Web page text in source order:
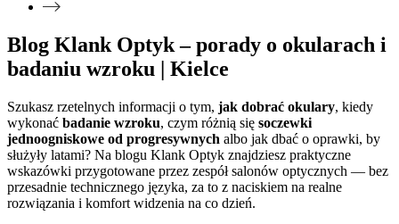
Blog Klank Optyk – porady o okularach i
badaniu wzroku | Kielce
Szukasz rzetelnych informacji o tym, jak dobrać okulary, kiedy
wykonać badanie wzroku, czym różnią się soczewki
jednoogniskowe od progresywnych albo jak dbać o oprawki, by
służyły latami? Na blogu Klank Optyk znajdziesz praktyczne
wskazówki przygotowane przez zespół salonów optycznych — bez
przesadnie technicznego języka, za to z naciskiem na realne
rozwiązania i komfort widzenia na co dzień.